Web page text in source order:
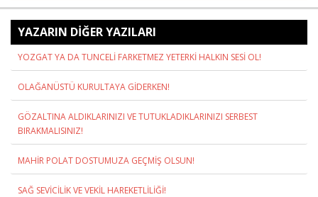
YAZARIN DİĞER YAZILARI
YOZGAT YA DA TUNCELİ FARKETMEZ YETERKİ HALKIN SESİ OL!
OLAĞANÜSTÜ KURULTAYA GİDERKEN!
GÖZALTINA ALDIKLARINIZI VE TUTUKLADIKLARINIZI SERBEST
BIRAKMALISINIZ!
MAHİR POLAT DOSTUMUZA GEÇMİŞ OLSUN!
SAĞ SEVİCİLİK VE VEKİL HAREKETLİLİĞİ!